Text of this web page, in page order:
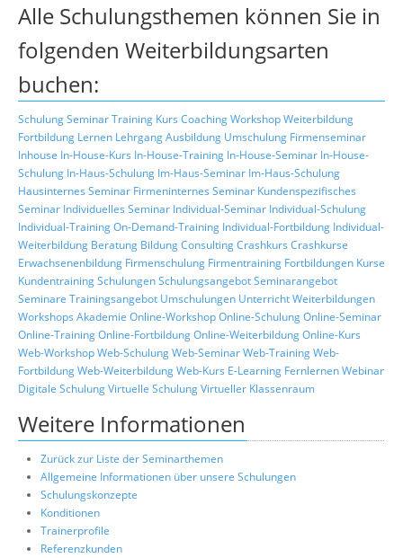
Alle Schulungsthemen können Sie in
folgenden Weiterbildungsarten
buchen:
SchulungSeminarTraining Kurs CoachingWorkshopWeiterbildung
Fortbildung Lernen LehrgangAusbildung Umschulung Firmenseminar
Inhouse In-House-Kurs In-House-Training In-House-Seminar In-House-
Schulung In-Haus-Schulung Im-Haus-Seminar Im-Haus-Schulung
Hausinternes Seminar Firmeninternes Seminar Kundenspezifisches
Seminar Individuelles Seminar Individual-Seminar Individual-Schulung
Individual-TrainingOn-Demand-Training Individual-Fortbildung Individual-
Weiterbildung Beratung BildungConsultingCrashkurs Crashkurse
Erwachsenenbildung Firmenschulung Firmentraining Fortbildungen Kurse
KundentrainingSchulungenSchulungsangebotSeminarangebot
Seminare Trainingsangebot Umschulungen UnterrichtWeiterbildungen
Workshops Akademie Online-WorkshopOnline-SchulungOnline-Seminar
Online-TrainingOnline-FortbildungOnline-WeiterbildungOnline-Kurs
Web-WorkshopWeb-SchulungWeb-SeminarWeb-TrainingWeb-
FortbildungWeb-WeiterbildungWeb-Kurs E-Learning FernlernenWebinar
Digitale SchulungVirtuelle SchulungVirtueller Klassenraum
Weitere Informationen
Zurück zur Liste der Seminarthemen
Allgemeine Informationen über unsere Schulungen
Schulungskonzepte
Konditionen
Trainerprofile
Referenzkunden